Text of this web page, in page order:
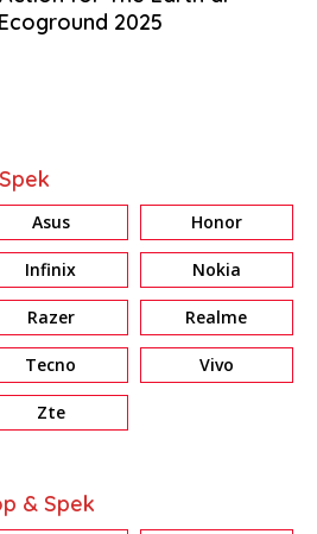
2025
Asus Honor
Infinix Nokia
Razer Realme
Tecno Vivo
Zte
& Spek